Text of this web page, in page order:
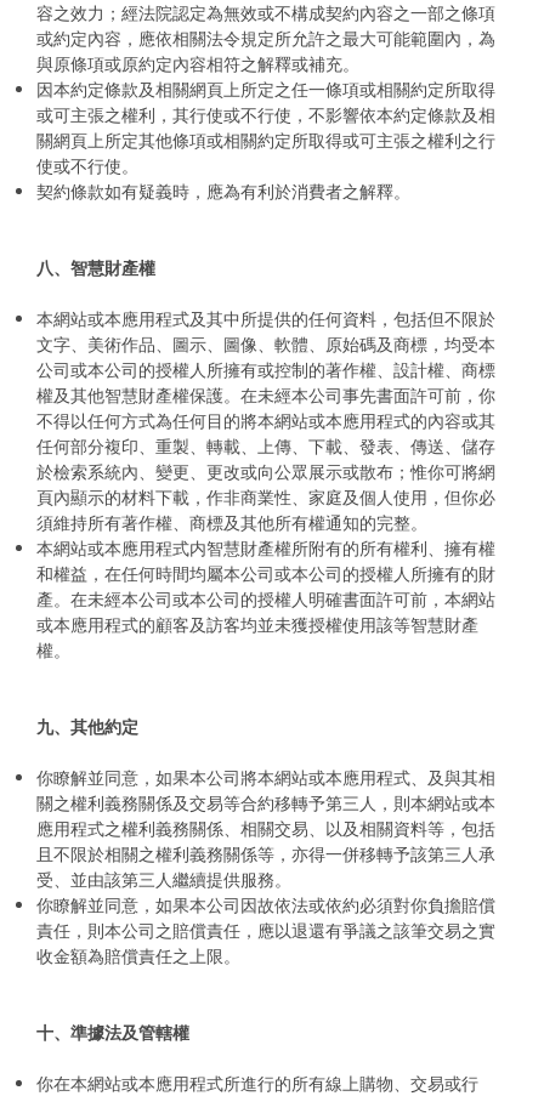
容之效力；經法院認定為無效或不構成契約內容之一部之條項
或約定內容，應依相關法令規定所允許之最大可能範圍內，為
與原條項或原約定內容相符之解釋或補充。
因本約定條款及相關網頁上所定之任一條項或相關約定所取得
或可主張之權利，其行使或不行使，不影響依本約定條款及相
關網頁上所定其他條項或相關約定所取得或可主張之權利之行
使或不行使。
契約條款如有疑義時，應為有利於消費者之解釋。
八、智慧財產權
本網站或本應用程式及其中所提供的任何資料，包括但不限於
文字、美術作品、圖示、圖像、軟體、原始碼及商標，均受本
公司或本公司的授權人所擁有或控制的著作權、設計權、商標
權及其他智慧財產權保護。在未經本公司事先書面許可前，你
不得以任何方式為任何目的將本網站或本應用程式的內容或其
任何部分複印、重製、轉載、上傳、下載、發表、傳送、儲存
於檢索系統內、變更、更改或向公眾展示或散布；惟你可將網
頁內顯示的材料下載，作非商業性、家庭及個人使用，但你必
須維持所有著作權、商標及其他所有權通知的完整。
本網站或本應用程式内智慧財產權所附有的所有權利、擁有權
和權益，在任何時間均屬本公司或本公司的授權人所擁有的財
產。在未經本公司或本公司的授權人明確書面許可前，本網站
或本應用程式的顧客及訪客均並未獲授權使用該等智慧財產
權。
九、其他約定
你瞭解並同意，如果本公司將本網站或本應用程式、及與其相
關之權利義務關係及交易等合約移轉予第三人，則本網站或本
應用程式之權利義務關係、相關交易、以及相關資料等，包括
且不限於相關之權利義務關係等，亦得一併移轉予該第三人承
受、並由該第三人繼續提供服務。
你瞭解並同意，如果本公司因故依法或依約必須對你負擔賠償
責任，則本公司之賠償責任，應以退還有爭議之該筆交易之實
收金額為賠償責任之上限。
十、準據法及管轄權
你在本網站或本應用程式所進行的所有線上購物、交易或行